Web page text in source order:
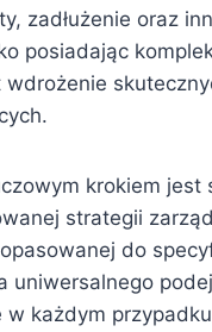
zadłużenie oraz
posiadając
krokiem jest
strategii
do
uniwersalnego
w każdym